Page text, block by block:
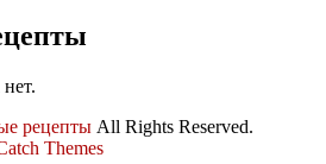
рецепты All Rights Reserved.
Themes